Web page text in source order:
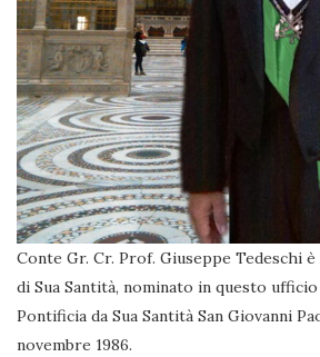
Conte Gr. Cr. Prof. Giuseppe Tedeschi
di Sua Santità, nominato in questo
Pontificia da Sua Santità San Giovanni
novembre 1986.